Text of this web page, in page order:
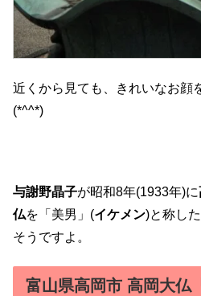
近くから見ても、きれいなお顔
(*^^*)
与謝野晶子が昭和8年(1933年)に
仏を「美男」(イケメン)と称し
そうですよ。
富山県高岡市 高岡大仏